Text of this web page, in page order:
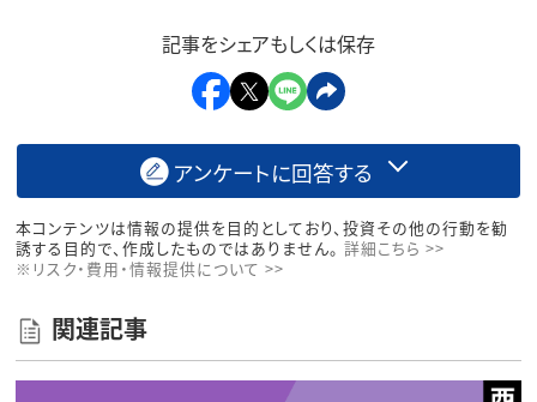
記事をシェアもしくは保存
アンケートに回答する
本コンテンツは情報の提供を目的としており、投資その他の行動を勧
誘する目的で、作成したものではありません。 詳細こちら >>
※リスク・費用・情報提供について >>
関連記事